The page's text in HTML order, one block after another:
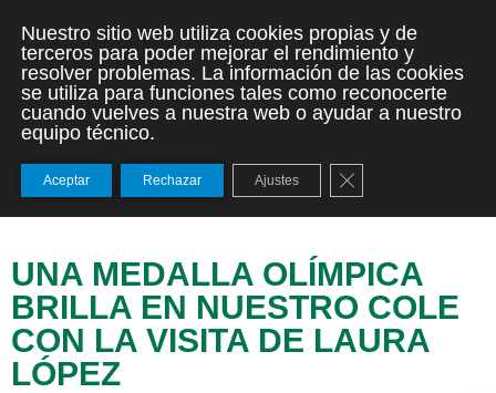
UNA MEDALLA OLÍMPICA
BRILLA EN NUESTRO COLE
CON LA VISITA DE LAURA
LÓPEZ
Nuestro sitio web utiliza cookies propias y de
terceros para poder mejorar el rendimiento y
resolver problemas. La información de las cookies
se utiliza para funciones tales como reconocerte
cuando vuelves a nuestra web o ayudar a nuestro
equipo técnico.
Aceptar Rechazar Ajustes Cerrar el banner de